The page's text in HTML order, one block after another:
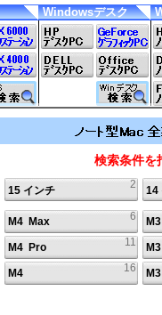
Windowsデスク
検索条件を
2
15 インチ 14
6
M4 Max
11
M4 Pro
16
M4 M3
液晶ｻｲｽﾞ
（解像度）
質
型番
ｺｱ
(ｽﾚｯ